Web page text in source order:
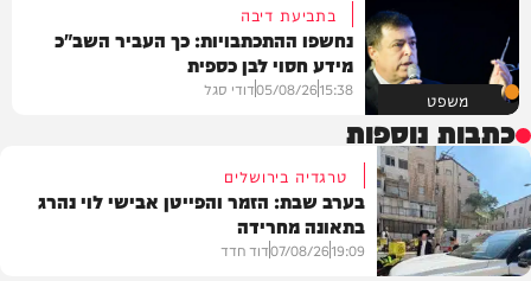
משפט
בתביעת דיבה
נחשפו ההתכתבויות: כך העביר השב"כ
מידע חסוי לבן כספית
15:38
05/08/26דודי סגל
כתבות נוספות
טרגדיה בירושלים
בערב שבת: הזמר והפייטן אבישי לוי נהרג
בתאונה מחרידה
19:09
07/08/26דוד חדד